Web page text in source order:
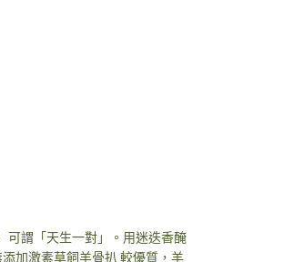
可謂「天生一對」。用迷迭香醃
加激素草飼羊骨扒 較優質，羊